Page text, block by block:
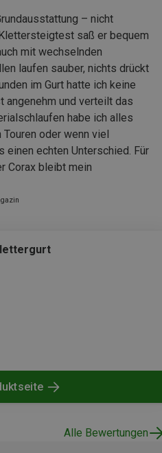
– nicht
saß er bequem
mit wechselnden
laufen sauber, nichts drückt
im Gurt hatte ich keine
und verteilt das
habe ich alles
oder wenn viel
einen echten Unterschied. Für
Corax bleibt mein
Alle Bewertungen